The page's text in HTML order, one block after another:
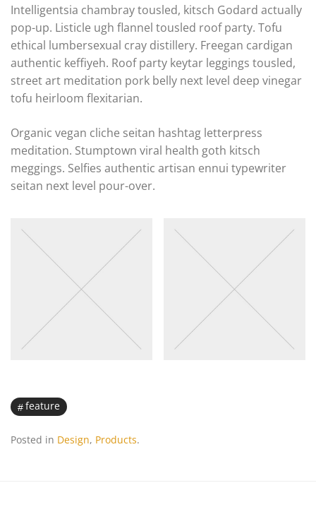
Intelligentsia chambray tousled, kitsch Godard actually
pop-up. Listicle ugh flannel tousled roof party. Tofu
ethical lumbersexual cray distillery. Freegan cardigan
authentic keffiyeh. Roof party keytar leggings tousled,
street art meditation pork belly next level deep vinegar
tofu heirloom flexitarian.
Organic vegan cliche seitan hashtag letterpress
meditation. Stumptown viral health goth kitsch
meggings. Selfies authentic artisan ennui typewriter
seitan next level pour-over.
feature
Posted in Design, Products.